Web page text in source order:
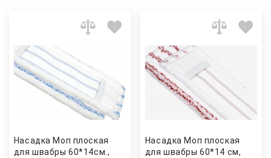
Насадка Моп плоская
для швабры 60*14см.,
Насадка Моп плоская
для швабры 60*14 см,